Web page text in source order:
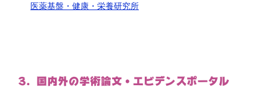
医薬基盤・健康・栄養研究所
3. 国内外の学術論文・エビデンスポータル